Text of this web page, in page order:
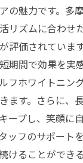
の魅力です。多
リズムに合わせ
評価されていま
期間で効果を実
フホワイトニン
ます。さらに、
ープし、笑顔に
ッフのサポート
けることができ